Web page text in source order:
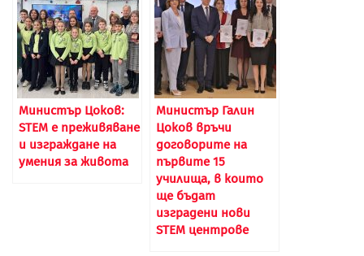
Министър Цоков:
STEM е преживяване
и изграждане на
умения за живота
Министър Галин
Цоков връчи
договорите на
първите 15
училища, в които
ще бъдат
изградени нови
STEM центрове